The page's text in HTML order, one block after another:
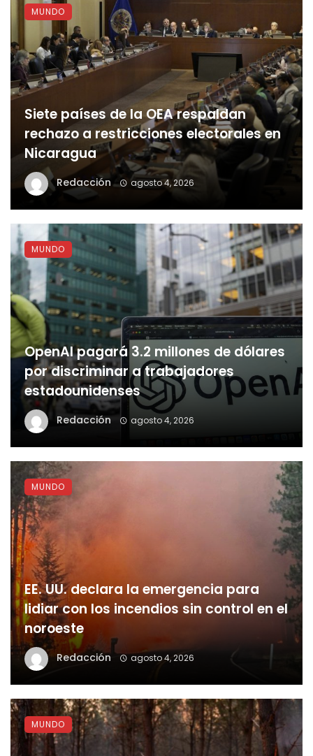
Siete países de la OEA respaldan
rechazo a restricciones electorales en
Nicaragua
Redacción agosto 4, 2026
MUNDO
OpenAI pagará 3.2 millones de dólares
por discriminar a trabajadores
estadounidenses
Redacción agosto 4, 2026
MUNDO
EE. UU. declara la emergencia para
lidiar con los incendios sin control en el
noroeste
Redacción agosto 4, 2026
MUNDO
MUNDO